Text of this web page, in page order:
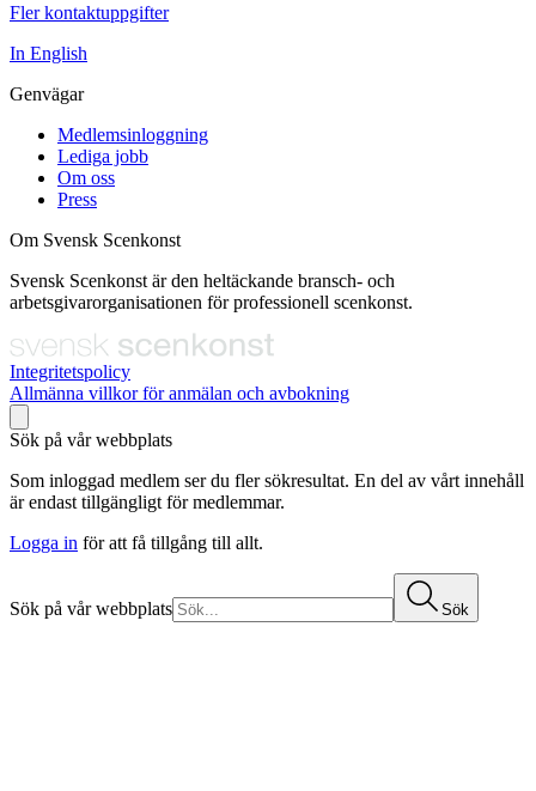
Fler kontaktuppgifter
In English
Genvägar
Medlemsinloggning
Lediga jobb
Om oss
Press
Om Svensk Scenkonst
Svensk Scenkonst är den heltäckande bransch- och
arbetsgivarorganisationen för professionell scenkonst.
Integritetspolicy
Allmänna villkor för anmälan och avbokning
Sök på vår webbplats
Som inloggad medlem ser du fler sökresultat. En del av vårt innehåll
är endast tillgängligt för medlemmar.
Logga in för att få tillgång till allt.
Sök på vår webbplats Sök